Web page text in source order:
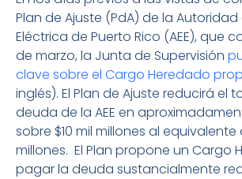
Plan de Ajuste (PdA) de la Autoridad
Eléctrica de Puerto Rico (AEE), que
de marzo, la Junta de Supervisión
clave sobre el Cargo Heredado
inglés). El Plan de Ajuste reducirá el
deuda de la AEE en
sobre $10 mil millones al equivalente
millones. El Plan propone un Cargo
pagar la deuda sustancialmente